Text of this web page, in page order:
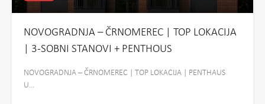
NOVOGRADNJA – ČRNOMEREC | TOP LOKACIJA
| 3-SOBNI STANOVI + PENTHOUS
NOVOGRADNJA – ČRNOMEREC | TOP LOKACIJA | PENTHAUS
U…